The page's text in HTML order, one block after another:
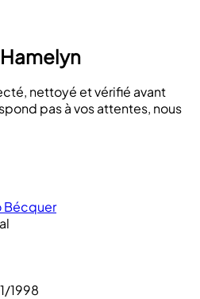
nettoyé et vérifié avant
pas à vos attentes, nous
Bécquer
1998